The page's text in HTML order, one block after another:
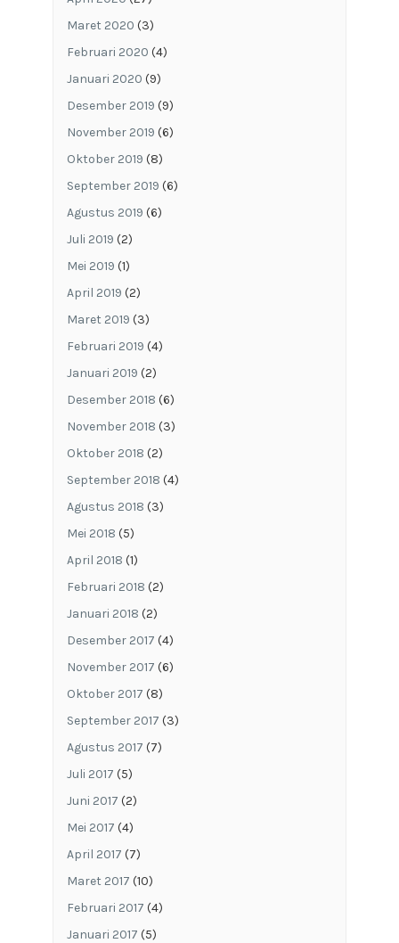
Maret 2020 (3)
Februari 2020 (4)
Januari 2020 (9)
Desember 2019 (9)
November 2019 (6)
Oktober 2019 (8)
September 2019 (6)
Agustus 2019 (6)
Juli 2019 (2)
Mei 2019 (1)
April 2019 (2)
Maret 2019 (3)
Februari 2019 (4)
Januari 2019 (2)
Desember 2018 (6)
November 2018 (3)
Oktober 2018 (2)
September 2018 (4)
Agustus 2018 (3)
Mei 2018 (5)
April 2018 (1)
Februari 2018 (2)
Januari 2018 (2)
Desember 2017 (4)
November 2017 (6)
Oktober 2017 (8)
September 2017 (3)
Agustus 2017 (7)
Juli 2017 (5)
Juni 2017 (2)
Mei 2017 (4)
April 2017 (7)
Maret 2017 (10)
Februari 2017 (4)
Januari 2017 (5)